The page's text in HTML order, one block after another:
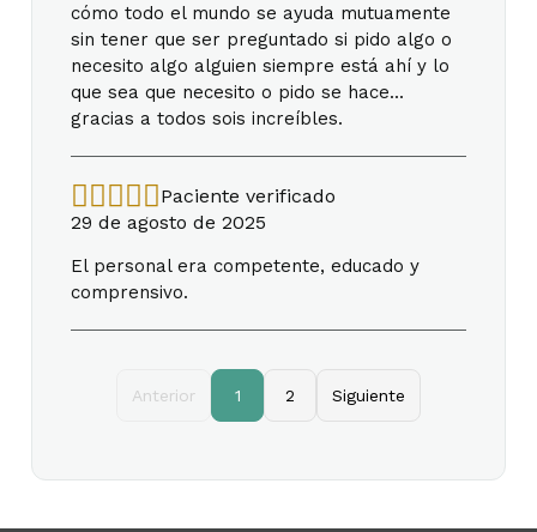
cómo todo el mundo se ayuda mutuamente
sin tener que ser preguntado si pido algo o
necesito algo alguien siempre está ahí y lo
que sea que necesito o pido se hace...
gracias a todos sois increíbles.
Paciente verificado
29 de agosto de 2025
El personal era competente, educado y
comprensivo.
Anterior 1 2 Siguiente